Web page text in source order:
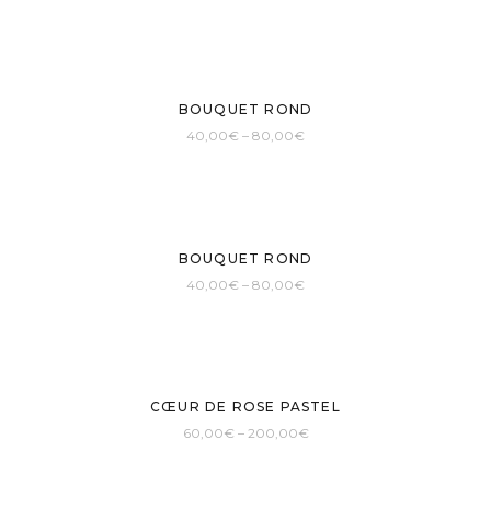
BOUQUET ROND
40,00€ – 80,00€
BOUQUET ROND
40,00€ – 80,00€
CŒUR DE ROSE PASTEL
60,00€ – 200,00€